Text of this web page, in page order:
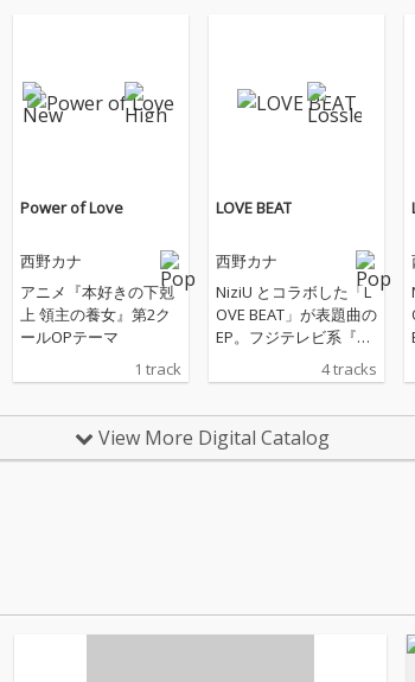
Power of Love
西野カナ
アニメ『本好きの下剋
上 領主の養女』第2ク
ールOPテーマ
1 track
LOVE BEAT
西野カナ
NiziU とコラボした「L
OVE BEAT」が表題曲の
EP。フジテレビ系『め
ざましテレビ』2026年
テーマソング。
4 tracks
View More Digital Catalog